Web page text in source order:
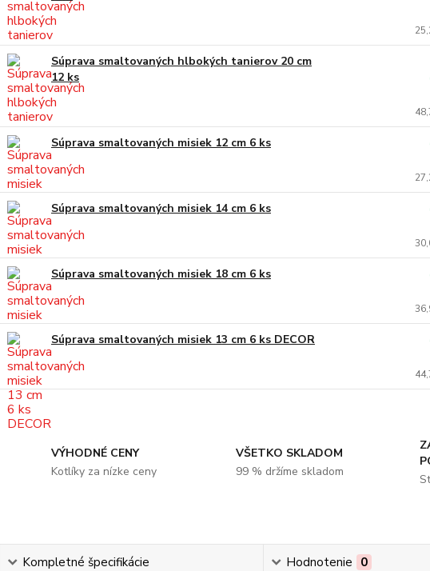
Súprava smaltovaných hlbokých tanierov 20 cm
12 ks
Súprava smaltovaných misiek 12 cm 6 ks
Súprava smaltovaných misiek 14 cm 6 ks
Súprava smaltovaných misiek 18 cm 6 ks
Súprava smaltovaných misiek 13 cm 6 ks DECOR
VÝHODNÉ CENY
Kotlíky za nízke ceny
VŠETKO SKLADOM
99 % držíme skladom
Kompletné špecifikácie Hodnotenie 0